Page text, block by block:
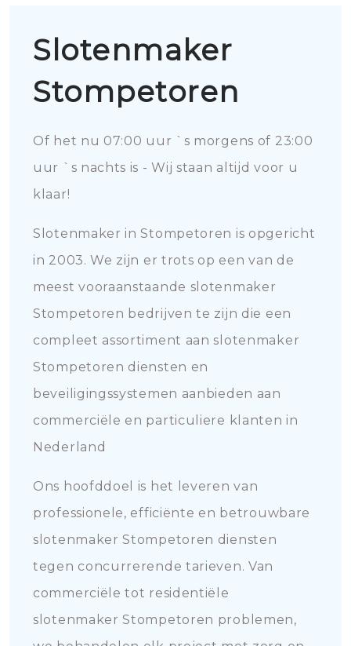
Slotenmaker
Stompetoren
Of het nu 07:00 uur `s morgens of 23:00
uur `s nachts is - Wij staan altijd voor u
klaar!
Slotenmaker in Stompetoren is opgericht
in 2003. We zijn er trots op een van de
meest vooraanstaande slotenmaker
Stompetoren bedrijven te zijn die een
compleet assortiment aan slotenmaker
Stompetoren diensten en
beveiligingssystemen aanbieden aan
commerciële en particuliere klanten in
Nederland
Ons hoofddoel is het leveren van
professionele, efficiënte en betrouwbare
slotenmaker Stompetoren diensten
tegen concurrerende tarieven. Van
commerciële tot residentiële
slotenmaker Stompetoren problemen,